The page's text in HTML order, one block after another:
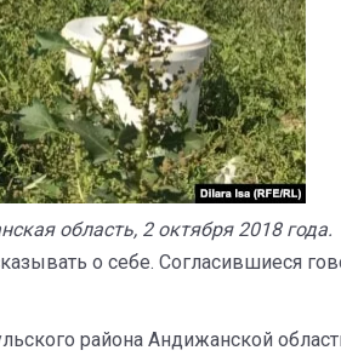
область, 2 октября 2018 года.
о себе. Согласившиеся
района Андижанской